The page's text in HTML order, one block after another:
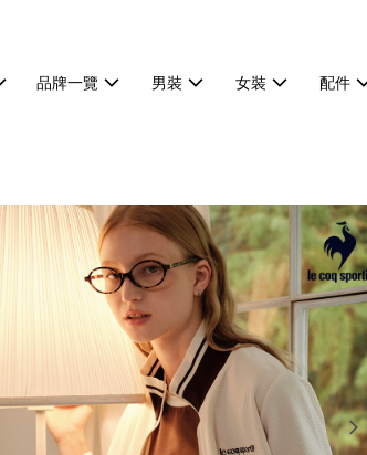
品牌一覽 男裝 女裝 配件